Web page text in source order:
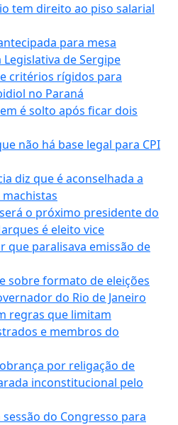
tem direito ao piso salarial
para mesa
de Sergipe
critérios rígidos para
no Paraná
é solto após ficar dois
não há base legal para CPI
diz que é aconselhada a
o próximo presidente do
é eleito vice
que paralisava emissão de
sobre formato de eleições
do Rio de Janeiro
regras que limitam
e membros do
por religação de
inconstitucional pelo
do Congresso para